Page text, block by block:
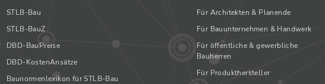
STLB-Bau
STLB-BauZ
DBD-BauPreise
DBD-KostenAnsätze
Baunormenlexikon für STLB-Bau
Für Architekten & Planende
Für Bauunternehmen & Handwerk
Für öffentliche & gewerbliche
Bauherren
Für Produkthersteller